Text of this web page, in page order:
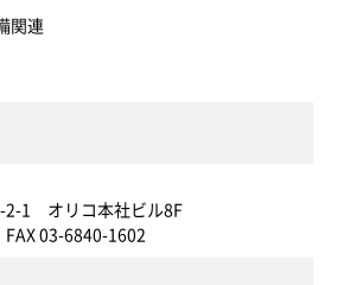
関連
2-1 オリコ本社ビル8F
03-6840-1602